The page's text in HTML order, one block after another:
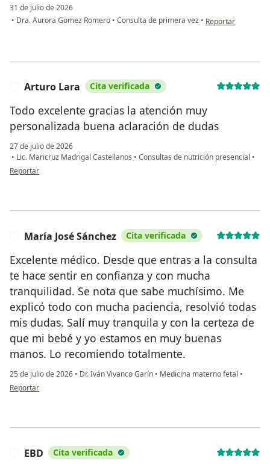
31 de julio de 2026
• Dra. Aurora Gomez Romero • Consulta de primera vez • en opinión del
Reportar
Arturo Lara Cita verificada
Todo excelente gracias la atención muy
personalizada buena aclaración de dudas
27 de julio de 2026
• Lic. Maricruz Madrigal Castellanos • Consultas de nutrición presencial •
en opinión del usuario Arturo Lara
Reportar
María José Sánchez Cita verificada
Excelente médico. Desde que entras a la consulta
te hace sentir en confianza y con mucha
tranquilidad. Se nota que sabe muchísimo. Me
explicó todo con mucha paciencia, resolvió todas
mis dudas. Salí muy tranquila y con la certeza de
que mi bebé y yo estamos en muy buenas
manos. Lo recomiendo totalmente.
25 de julio de 2026 • Dr. Iván Vivanco Garín • Medicina materno fetal •
en opinión del usuario María José Sánchez
Reportar
EBD Cita verificada